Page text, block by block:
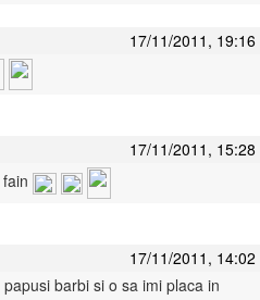
17/11/2011, 19:16
17/11/2011, 15:28
17/11/2011, 14:02
barbi si o sa imi placa in